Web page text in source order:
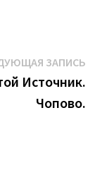
ЗАПИСЬ
Источник.
Чопово.